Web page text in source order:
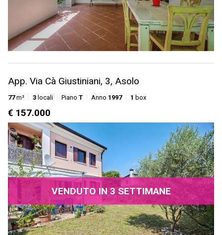
App. Via Cà Giustiniani, 3, Asolo
77m² 3 locali Piano T Anno 1997 1 box
€ 157.000
VENDUTO IN 3 SETTIMANE